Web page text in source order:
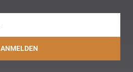
ANMELDEN